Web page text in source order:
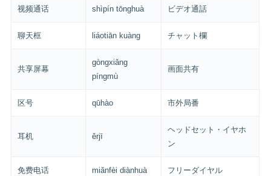
视频通话 shìpín tōnghuà ビデオ通話
聊天框 liáotiān kuàng チャット欄
共享屏幕
gòngxiǎng
píngmù
画面共有
区号 qūhào 市外局番
耳机 ěrjī
ヘッドセット・イヤホ
ン
免费电话 miǎnfèi diànhuà フリーダイヤル